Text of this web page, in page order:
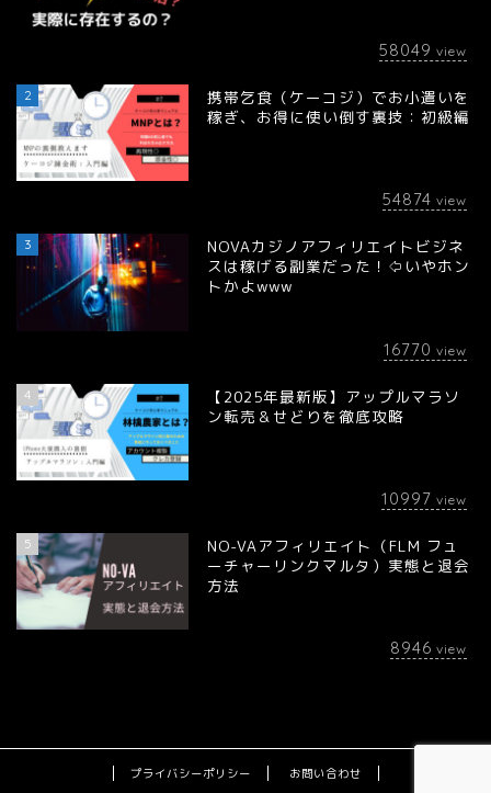
58049 view
2
携帯乞食（ケーコジ）でお小遣いを
稼ぎ、お得に使い倒す裏技：初級編
54874 view
3
NOVAカジノアフィリエイトビジネ
スは稼げる副業だった！⇦いやホン
トかよwww
16770 view
4
【2025年最新版】アップルマラソ
ン転売＆せどりを徹底攻略
10997 view
5
NO-VAアフィリエイト（FLM フュ
ーチャーリンクマルタ）実態と退会
方法
8946 view
プライバシーポリシー
お問い合わせ